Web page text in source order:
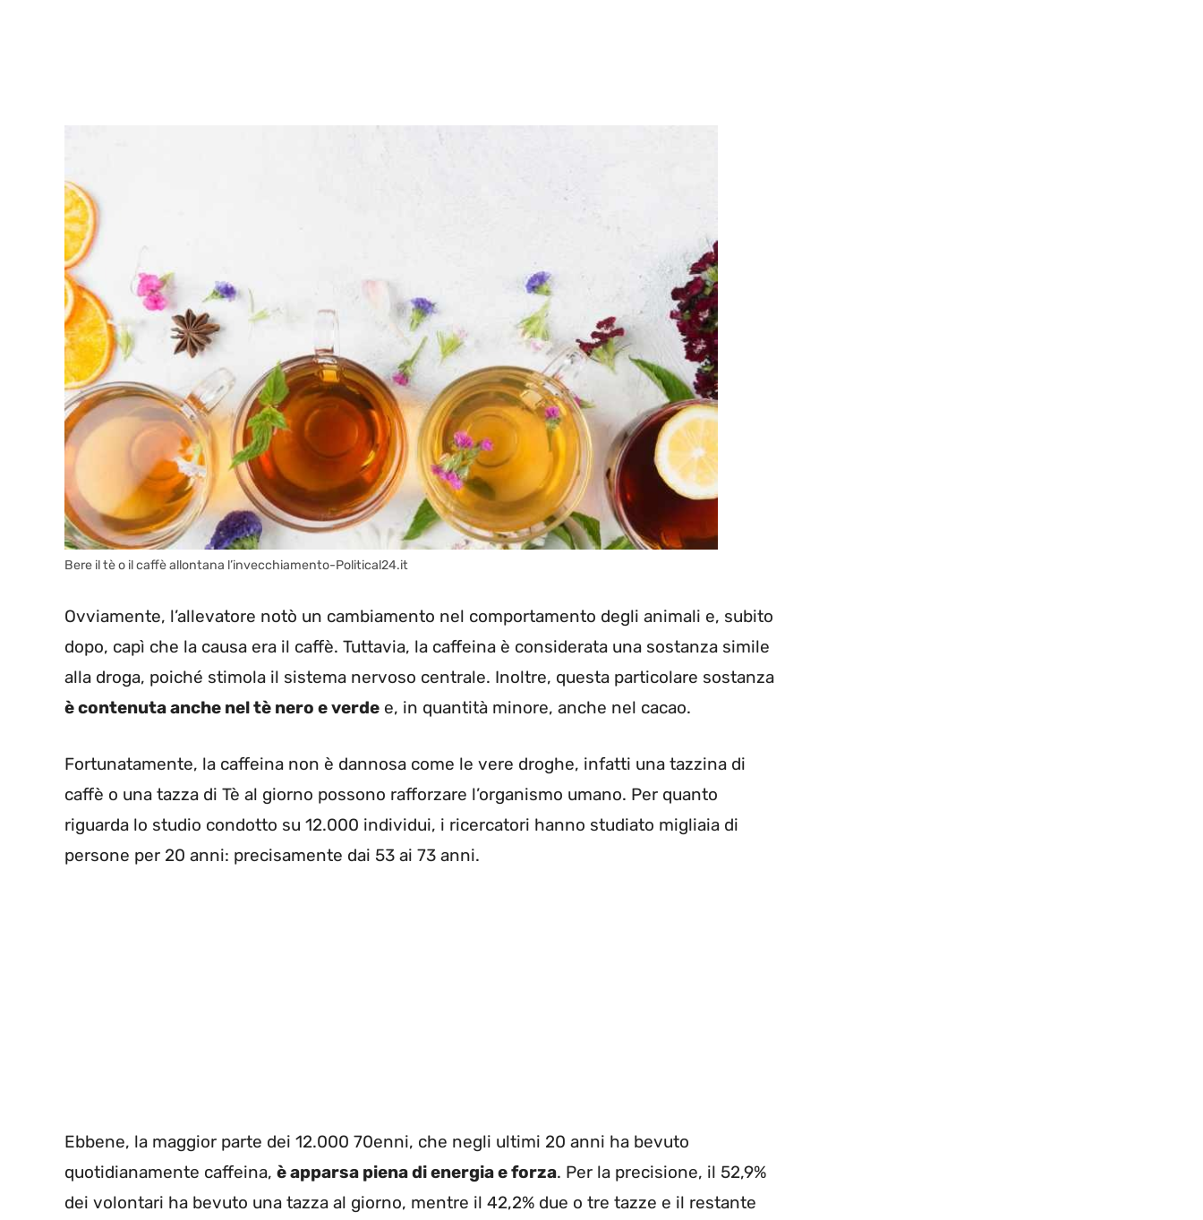
Bere il tè o il caffè allontana l’invecchiamento-Political24.it
Ovviamente, l’allevatore notò un cambiamento nel comportamento degli animali e, subito
dopo, capì che la causa era il caffè. Tuttavia, la caffeina è considerata una sostanza simile
alla droga, poiché stimola il sistema nervoso centrale. Inoltre, questa particolare sostanza
è contenuta anche nel tè nero e verde e, in quantità minore, anche nel cacao.
Fortunatamente, la caffeina non è dannosa come le vere droghe, infatti una tazzina di
caffè o una tazza di Tè al giorno possono rafforzare l’organismo umano. Per quanto
riguarda lo studio condotto su 12.000 individui, i ricercatori hanno studiato migliaia di
persone per 20 anni: precisamente dai 53 ai 73 anni.
Ebbene, la maggior parte dei 12.000 70enni, che negli ultimi 20 anni ha bevuto
quotidianamente caffeina, è apparsa piena di energia e forza. Per la precisione, il 52,9%
dei volontari ha bevuto una tazza al giorno, mentre il 42,2% due o tre tazze e il restante